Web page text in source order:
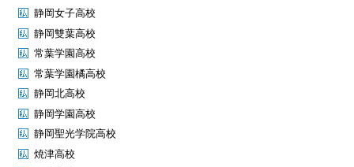
静岡女子高校
静岡雙葉高校
常葉学園高校
常葉学園橘高校
静岡北高校
静岡学園高校
静岡聖光学院高校
焼津高校